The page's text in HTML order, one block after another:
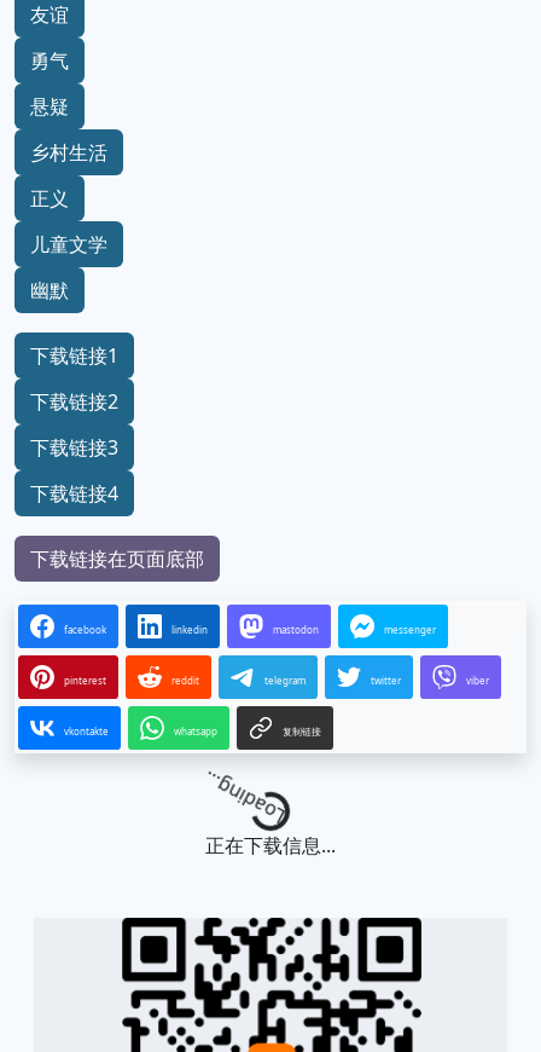
友谊
勇气
悬疑
乡村生活
正义
儿童文学
幽默
下载链接1
下载链接2
下载链接3
下载链接4
下载链接在页面底部
facebook linkedin mastodon messenger
pinterest reddit telegram twitter viber
vkontakte whatsapp 复制链接
Loading...
正在下载信息...